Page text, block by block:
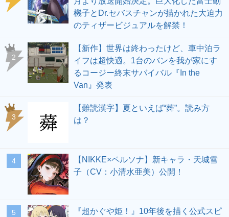
機子とDr.セバスチャンが描かれた大迫力
のティザービジュアルを解禁！
2
【新作】世界は終わったけど、車中泊ラ
イフは超快適。1台のバンを我が家にす
るコージー終末サバイバル『In the
Van』発表
3
【難読漢字】夏といえば“蕣”。読み方
は？
4
【NIKKE×ペルソナ】新キャラ・天城雪
子（CV：小清水亜美）公開！
5
『超かぐや姫！』10年後を描く公式スピ